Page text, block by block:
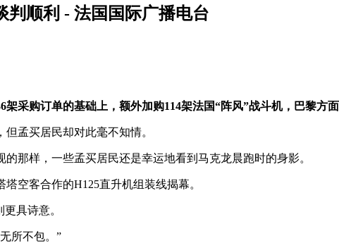
判顺利 - 法国国际广播电台
采购订单的基础上，额外加购114架法国“阵风”战斗机，巴黎方
孟买居民却对此毫不知情。
那样，一些孟买居民还是幸运地看到马克龙晨跑时的身影。
空客合作的H125直升机组装线揭幕。
具诗意。
所不包。”